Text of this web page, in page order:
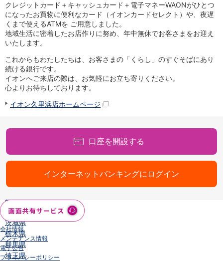
相続・税務のご相談
電子マネーWAON
セキュリティ
インボイス
その他サービス
手数料
金利
キャンペーン
店舗・ATM
店舗
北海道
岩手県
宮城県
山形県
福島県
関東／北陸・甲信越
茨城県
栃木県
群馬県
埼玉県
クレジットカード＋キャッシュカード＋電子マネーWAONがひとつ
になったお買物に便利なカード（イオンカードセレクト）や、夜遅
くまで使えるATMを ご用意しました。
地域生活に密着したお店作りに努め、年中無休でお客さまをお迎え
いたします。
これからもわたしたちは、お客さまの「くらし」のすぐそばにあり
続ける銀行です。
イオンへご来店の際は、お気軽にお立ち寄りください。
心よりお待ちしております。
イオン久里浜店ホームページ
口座を開設する
インターネットバンキングにログイン
会社情報
メンテナンス情報
電子公告
プライバシーポリシー